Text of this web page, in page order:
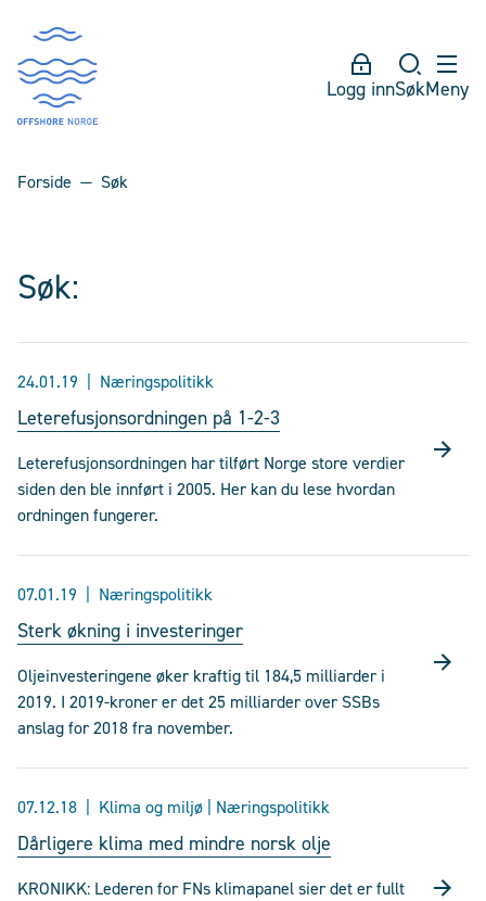
Logg innSøkMeny
Forside Søk
Søk:
24.01.19 Næringspolitikk
Leterefusjonsordningen på 1-2-3
Leterefusjonsordningen har tilført Norge store verdier
siden den ble innført i 2005. Her kan du lese hvordan
ordningen fungerer.
07.01.19 Næringspolitikk
Sterk økning i investeringer
Oljeinvesteringene øker kraftig til 184,5 milliarder i
2019. I 2019-kroner er det 25 milliarder over SSBs
anslag for 2018 fra november.
07.12.18 Klima og miljø | Næringspolitikk
Dårligere klima med mindre norsk olje
KRONIKK: Lederen for FNs klimapanel sier det er fullt